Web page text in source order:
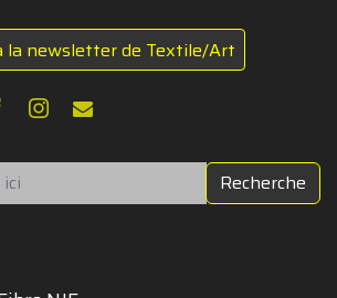
la newsletter de Textile/Art
Recherche